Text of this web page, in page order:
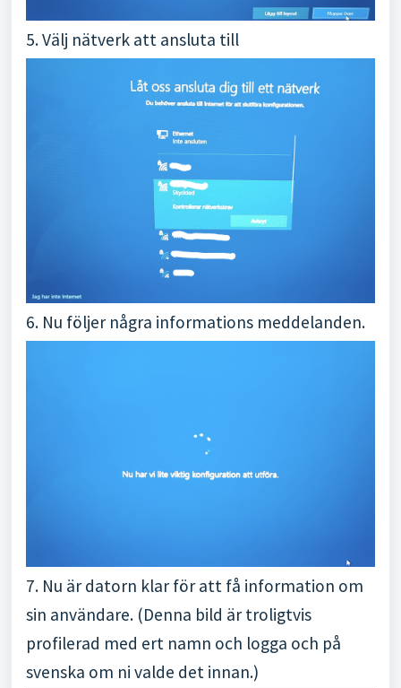
5. Välj nätverk att ansluta till
6. Nu följer några informations meddelanden.
7. Nu är datorn klar för att få information om
sin användare. (Denna bild är troligtvis
profilerad med ert namn och logga och på
svenska om ni valde det innan.)